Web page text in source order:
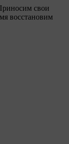
свои
восстановим